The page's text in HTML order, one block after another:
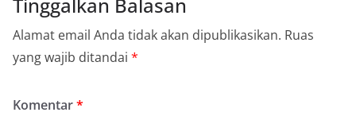
Tinggalkan Balasan
Alamat email Anda tidak akan dipublikasikan. Ruas
yang wajib ditandai *
Komentar*